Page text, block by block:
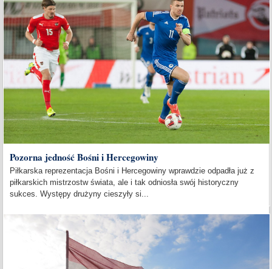
Pozorna jedność Bośni i Hercegowiny
Piłkarska reprezentacja Bośni i Hercegowiny wprawdzie odpadła już z
piłkarskich mistrzostw świata, ale i tak odniosła swój historyczny
sukces. Występy drużyny cieszyły si...